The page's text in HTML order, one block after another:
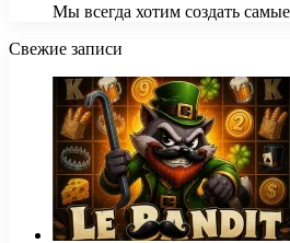
Мы всегда хотим создать
Свежие записи